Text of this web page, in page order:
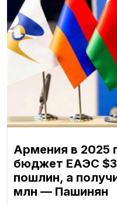
Армения в 2025
бюджет ЕАЭС
пошлин, а
млн — Пашинян